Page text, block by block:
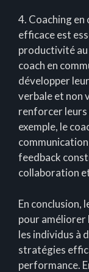
4. Coaching
efficace est
productivité au
coach en
développer
verbale et non
renforcer
exemple, le
feedback
collaboration
En conclusion,
pour améliorer
les individus à
stratégies
performance.